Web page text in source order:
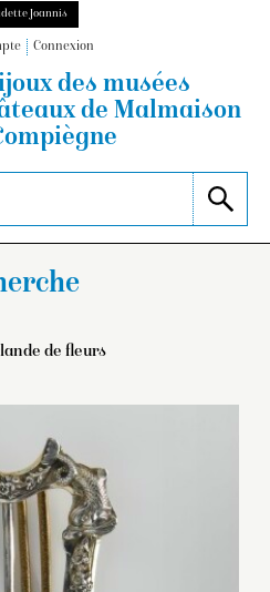
Joannis
Connexion
des musées
de Malmaison
de fleurs